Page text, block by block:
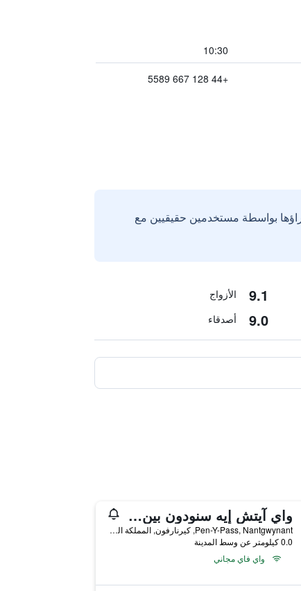
10:30
+44 128 667 5589
بواسطة مستخدمين حقيقيين مع
9.1 الأزواج
9.0 أصدقاء
واي آيتش إيه سنودون بين-يي-باس - هوستل
Pen-Y-Pass, Nantgwynant, كيرنارفون, المملكة المتحدة
0.0 كيلومتر عن وسط المدينة
واي فاي مجاني